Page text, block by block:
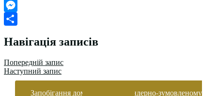
Google
Classroom
Messenger
Навігація записів
Попередній запис
Наступний запис
Запобігання домашньому та гендерно-зумовленому